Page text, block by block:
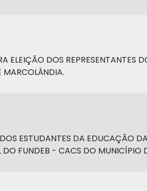
ELEIÇÃO DOS REPRESENTANTES
ESTUDANTES DA EDUCAÇÃO
FUNDEB - CACS DO MUNICÍPIO